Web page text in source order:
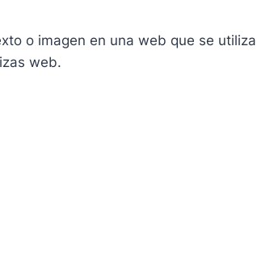
o imagen en una web que se
web.